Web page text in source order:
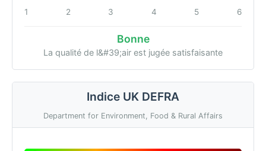
1 2 3 4 5 6
Bonne
La qualité de l&#39;air est jugée satisfaisante
Indice UK DEFRA
Department for Environment, Food & Rural Affairs